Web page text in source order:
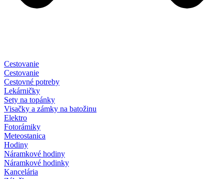
Cestovanie
Cestovanie
Cestovné potreby
Lekárničky
Sety na topánky
Visačky a zámky na batožinu
Elektro
Fotorámiky
Meteostanica
Hodiny
Náramkové hodiny
Náramkové hodinky
Kancelária